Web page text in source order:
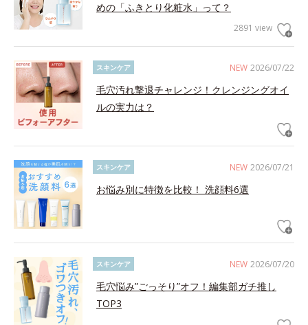
めの「ふきとり化粧水」って？
2891 view
NEW 2026/07/22
スキンケア
毛穴汚れ撃退チャレンジ！クレンジングオイ
ルの実力は？
NEW 2026/07/21
スキンケア
お悩み別に特徴を比較！ 洗顔料6選
NEW 2026/07/20
スキンケア
毛穴悩み”ごっそり”オフ！編集部ガチ推し
TOP3